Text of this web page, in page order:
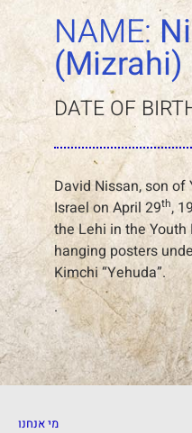
NAME:
(Mizrahi)
DATE OF
David Nissan, son
Israel on April 29th,
the Lehi in the
hanging posters
Kimchi “Yehuda”.
.
מי אנחנו